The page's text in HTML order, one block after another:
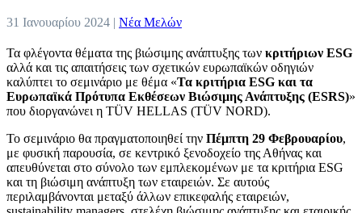
31 Ιανουαρίου 2024 | Νέα Μελών
Τα φλέγοντα θέματα της βιώσιμης ανάπτυξης των κριτήριων ESG
αλλά και τις απαιτήσεις των σχετικών ευρωπαϊκών οδηγιών
καλύπτει το σεμινάριο με θέμα «Τα κριτήρια ESG και τα
Ευρωπαϊκά Πρότυπα Εκθέσεων Βιώσιμης Ανάπτυξης (ESRS)»
που διοργανώνει η TÜV HELLAS (TÜV NORD).
Το σεμινάριο θα πραγματοποιηθεί την Πέμπτη 29 Φεβρουαρίου,
με φυσική παρουσία, σε κεντρικό ξενοδοχείο της Αθήνας και
απευθύνεται στο σύνολο των εμπλεκομένων με τα κριτήρια ESG
και τη βιώσιμη ανάπτυξη των εταιρειών. Σε αυτούς
περιλαμβάνονται μεταξύ άλλων επικεφαλής εταιρειών,